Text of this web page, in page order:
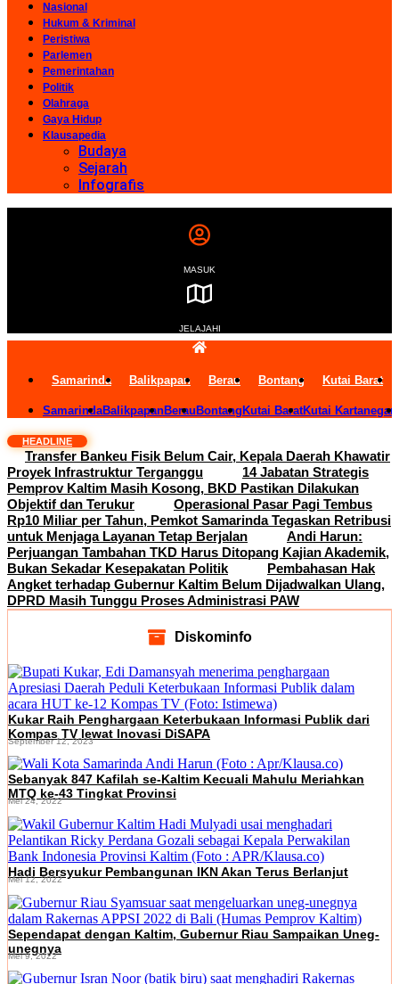
Nasional
Hukum & Kriminal
Peristiwa
Parlemen
Pemerintahan
Politik
Olahraga
Gaya Hidup
Klausapedia
Budaya
Sejarah
Infografis
MASUK
JELAJAHI
Samarinda Balikpapan Berau Bontang Kutai Barat
SamarindaBalikpapanBerau Bontang Kutai BaratKutai
HEADLINE
Transfer Bankeu Fisik Belum Cair, Kepala Daerah Khawatir
Proyek Infrastruktur Terganggu
14 Jabatan Strategis
Pemprov Kaltim Masih Kosong, BKD Pastikan Dilakukan
Objektif dan Terukur
Operasional Pasar Pagi Tembus
Rp10 Miliar per Tahun, Pemkot Samarinda Tegaskan Retribusi
untuk Menjaga Layanan Tetap Berjalan
Andi Harun:
Perjuangan Tambahan TKD Harus Ditopang Kajian Akademik,
Bukan Sekadar Kesepakatan Politik
Pembahasan Hak
Angket terhadap Gubernur Kaltim Belum Dijadwalkan Ulang,
DPRD Masih Tunggu Proses Administrasi PAW
Diskominfo
Kukar Raih Penghargaan Keterbukaan Informasi Publik dari
Kompas TV lewat Inovasi DiSAPA
September 12, 2023
Sebanyak 847 Kafilah se-Kaltim Kecuali Mahulu Meriahkan
MTQ ke-43 Tingkat Provinsi
Mei 24, 2022
Hadi Bersyukur Pembangunan IKN Akan Terus Berlanjut
Mei 12, 2022
Sependapat dengan Kaltim, Gubernur Riau Sampaikan Uneg-
unegnya
Mei 9, 2022